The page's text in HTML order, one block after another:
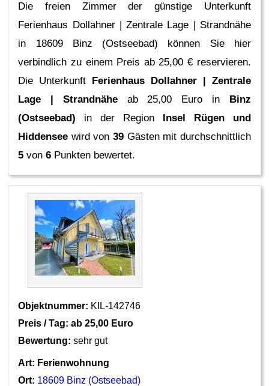
Die freien Zimmer der günstige Unterkunft
Ferienhaus Dollahner | Zentrale Lage | Strandnähe
in 18609 Binz (Ostseebad) können Sie hier
verbindlich zu einem Preis ab 25,00 € reservieren.
Die Unterkunft Ferienhaus Dollahner | Zentrale
Lage | Strandnäheab 25,00 Euro in Binz
(Ostseebad) in der Region Insel Rügen und
Hiddensee wird von 39 Gästen mit durchschnittlich
5 von6 Punkten bewertet.
Objektnummer: KIL-142746
Preis / Tag: ab 25,00 Euro
Bewertung: sehr gut
Art: Ferienwohnung
Ort: 18609 Binz (Ostseebad)